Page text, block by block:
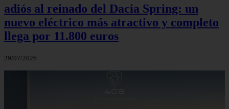
adiós al reinado del Dacia Spring: un
nuevo eléctrico más atractivo y completo
llega por 11.800 euros
29/07/2026